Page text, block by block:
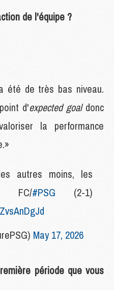
de l'équipe ?
été de très bas niveau.
d'expected goal donc
la performance
autres moins, les
FC/#PSG (2-1)
May 17, 2026
période que vous